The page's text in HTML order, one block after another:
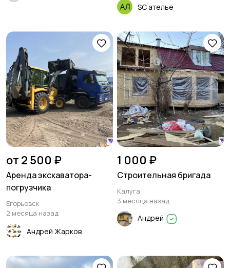
SC ателье
от 2 500 ₽
Аренда экскаватора-
погрузчика
Егорьевск
2 месяца назад
Андрей Жарков
1 000 ₽
Строительная бригада
Калуга
3 месяца назад
Андрей